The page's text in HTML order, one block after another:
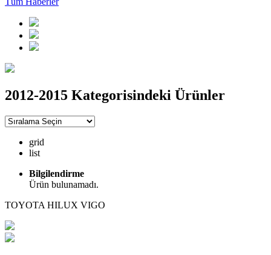
2012-2015 Kategorisindeki Ürünler
grid
list
Bilgilendirme
Ürün bulunamadı.
TOYOTA HILUX VIGO